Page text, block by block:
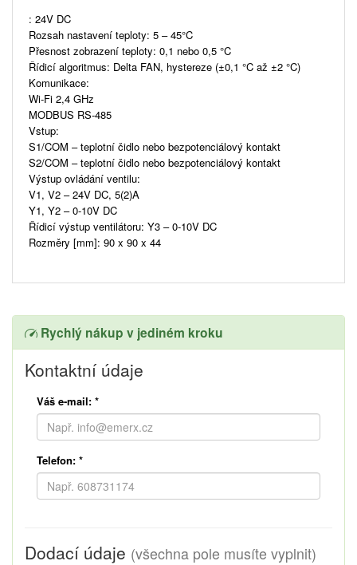
: 24V DC
Rozsah nastavení teploty: 5 – 45°C
Přesnost zobrazení teploty: 0,1 nebo 0,5 °C
Řídicí algoritmus: Delta FAN, hystereze (±0,1 °C až ±2 °C)
Komunikace:
Wi-Fi 2,4 GHz
MODBUS RS-485
Vstup:
S1/COM – teplotní čidlo nebo bezpotenciálový kontakt
S2/COM – teplotní čidlo nebo bezpotenciálový kontakt
Výstup ovládání ventilu:
V1, V2 – 24V DC, 5(2)A
Y1, Y2 – 0-10V DC
Řídicí výstup ventilátoru: Y3 – 0-10V DC
Rozměry [mm]: 90 x 90 x 44
Rychlý nákup v jediném kroku
Kontaktní údaje
Váš e-mail: *
Telefon: *
Dodací údaje (všechna pole musíte vyplnit)